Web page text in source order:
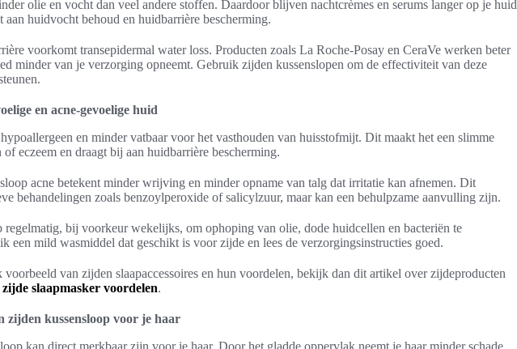
olie en vocht dan veel andere stoffen. Daardoor blijven nachtcrèmes en serums langer op je huid
aan huidvocht behoud en huidbarrière bescherming.
voorkomt transepidermal water loss. Producten zoals La Roche-Posay en CeraVe werken beter
minder van je verzorging opneemt. Gebruik zijden kussenslopen om de effectiviteit van deze
en acne-gevoelige huid
en minder vatbaar voor het vasthouden van huisstofmijt. Dit maakt het een slimme
eczeem en draagt bij aan huidbarrière bescherming.
acne betekent minder wrijving en minder opname van talg dat irritatie kan afnemen. Dit
behandelingen zoals benzoylperoxide of salicylzuur, maar kan een behulpzame aanvulling zijn.
regelmatig, bij voorkeur wekelijks, om ophoping van olie, dode huidcellen en bacteriën te
een mild wasmiddel dat geschikt is voor zijde en lees de verzorgingsinstructies goed.
voorbeeld van zijden slaapaccessoires en hun voordelen, bekijk dan dit artikel over zijdeproducten
zijde slaapmasker voordelen.
zijden kussensloop voor je haar
kan direct merkbaar zijn voor je haar. Door het gladde oppervlak neemt je haar minder schade